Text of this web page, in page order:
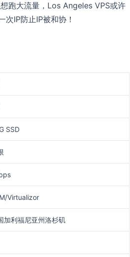
跑大流量，Los Angeles VPS或许
IP防止IP被和协！
SSD
Virtualizor
加利福尼亚州洛杉矶